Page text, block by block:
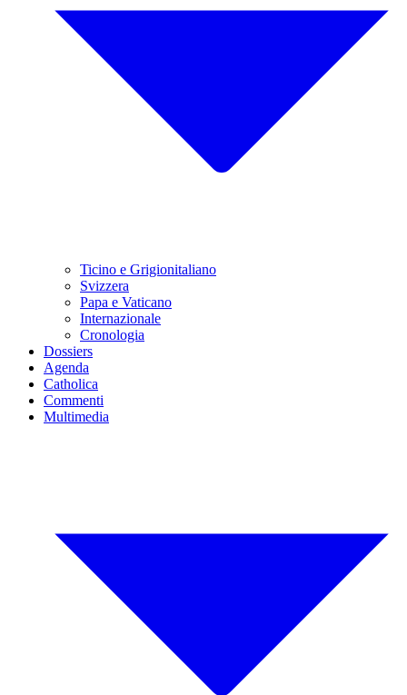
Ticino e Grigionitaliano
Svizzera
Papa e Vaticano
Internazionale
Cronologia
Dossiers
Agenda
Catholica
Commenti
Multimedia